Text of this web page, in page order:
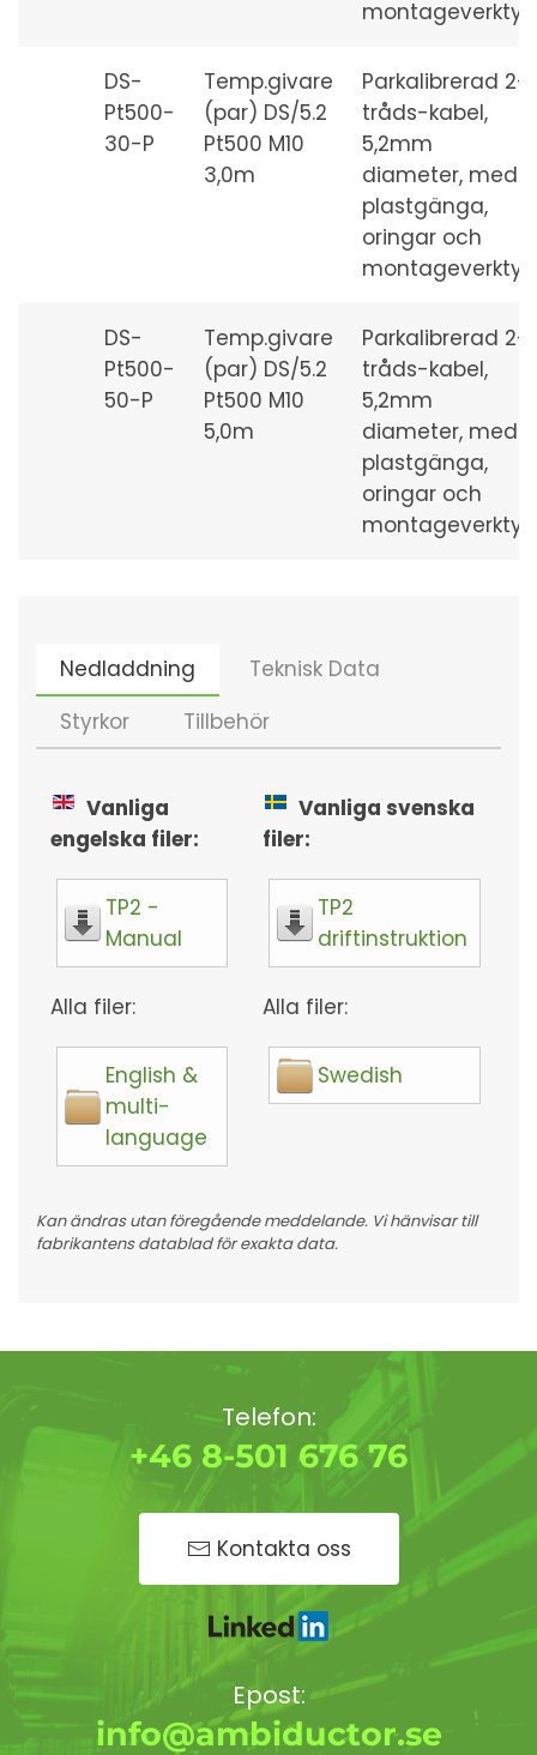
montageverktyg
DS-
Pt500-
30-P
Temp.givare
(par) DS/5.2
Pt500 M10
3,0m
Parkalibrerad 2-
tråds-kabel,
5,2mm
diameter, med
plastgänga,
oringar och
montageverktyg
DS-
Pt500-
50-P
Temp.givare
(par) DS/5.2
Pt500 M10
5,0m
Parkalibrerad 2-
tråds-kabel,
5,2mm
diameter, med
plastgänga,
oringar och
montageverktyg
Nedladdning
Teknisk Data
Styrkor
Tillbehör
Vanliga
engelska filer:
TP2 -
Manual
Alla filer:
English &
multi-
language
Vanliga svenska
filer:
TP2
driftinstruktion
Alla filer:
Swedish
Kan ändras utan föregående meddelande. Vi hänvisar till
fabrikantens datablad för exakta data.
Telefon:
+46 8-501 676 76
Kontakta oss
Epost:
info@ambiductor.se